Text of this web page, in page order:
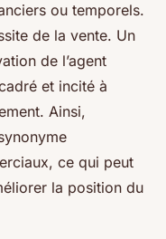
ou temporels.
de la vente. Un
de l’agent
et incité à
Ainsi,
ce qui peut
la position du